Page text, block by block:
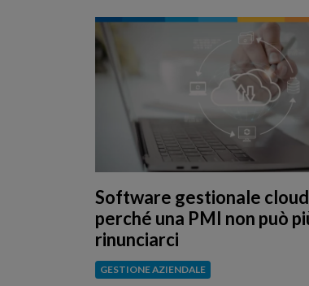
Software gestionale cloud:
perché una PMI non può
rinunciarci
GESTIONE AZIENDALE